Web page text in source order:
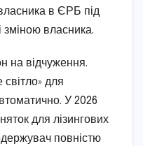
в ЄРБ під
зміною власника.
на відчуження.
для
У 2026
для лізингових
повністю